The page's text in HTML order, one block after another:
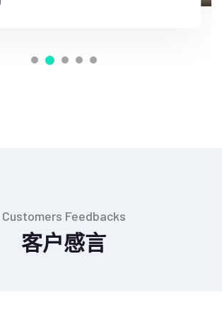
Customers Feedbacks
客户感言